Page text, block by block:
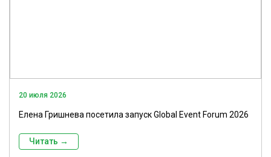
20 июля 2026
Елена Гришнева посетила запуск Global Event Forum 2026
Читать →